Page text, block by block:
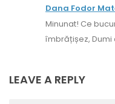
Dana Fodor
Minunat! Ce
îmbrățișez, Dumi
LEAVE A REPLY